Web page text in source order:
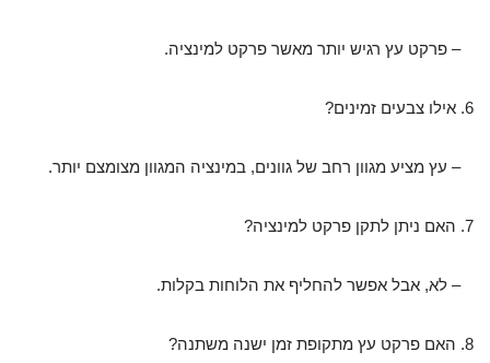
– פרקט עץ רגיש יותר מאשר פרקט למינציה.
6. אילו צבעים זמינים?
– עץ מציע מגוון רחב של גוונים, במינציה המגוון מצומצם יותר.
7. האם ניתן לתקן פרקט למינציה?
– לא, אבל אפשר להחליף את הלוחות בקלות.
8. האם פרקט עץ מתקופת זמן ישנה משתנה?